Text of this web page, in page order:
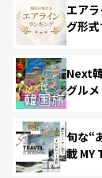
エア
グ形
Next
グル
旬な“
載 MY